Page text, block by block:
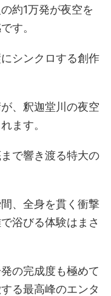
約1万発が夜空を
す。
シンクロする創作
、釈迦堂川の夜空
ます。
で響き渡る特大の
、全身を貫く衝撃
浴びる体験はまさ
の完成度も極めて
る最高峰のエンタ